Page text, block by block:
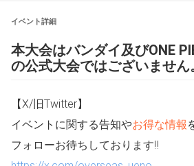
イベント詳細
本大会はバンダイ及びONE
の公式大会ではございません
【X/旧Twitter】
イベントに関する告知やお得な情報
フォローお待ちしております‼️